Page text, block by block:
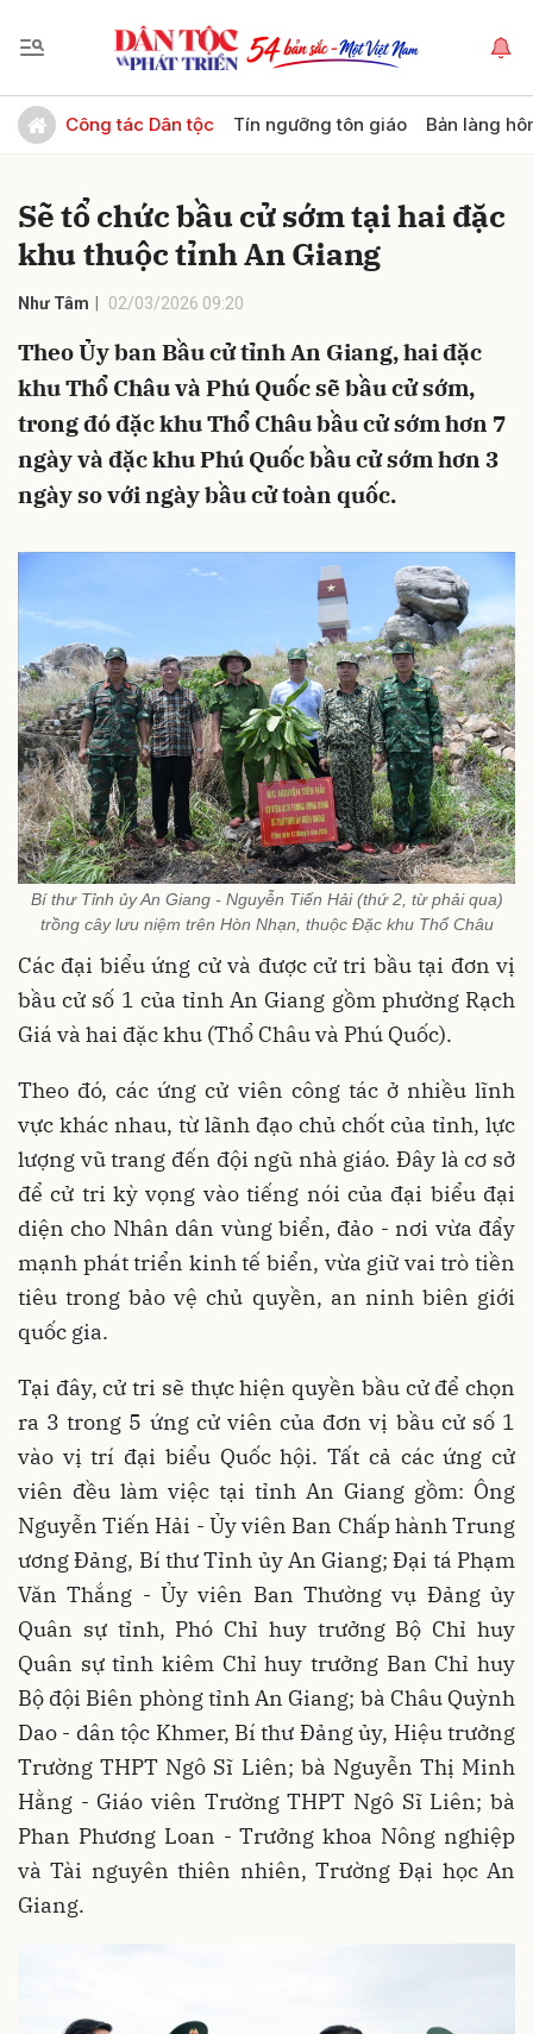
Công tác Dân tộc Tín ngưỡng tôn giáo Bản làng
Sẽ tổ chức bầu cử sớm tại hai đặc
khu thuộc tỉnh An Giang
Như Tâm 02/03/2026 09:20
Theo Ủy ban Bầu cử tỉnh An Giang, hai đặc
khu Thổ Châu và Phú Quốc sẽ bầu cử sớm,
trong đó đặc khu Thổ Châu bầu cử sớm hơn 7
ngày và đặc khu Phú Quốc bầu cử sớm hơn 3
ngày so với ngày bầu cử toàn quốc.
Bí thư Tỉnh ủy An Giang - Nguyễn Tiến Hải (thứ 2, từ phải qua)
trồng cây lưu niệm trên Hòn Nhạn, thuộc Đặc khu Thổ Châu
Các đại biểu ứng cử và được cử tri bầu tại đơn vị
bầu cử số 1 của tỉnh An Giang gồm phường Rạch
Giá và hai đặc khu (Thổ Châu và Phú Quốc).
Theo đó, các ứng cử viên công tác ở nhiều lĩnh
vực khác nhau, từ lãnh đạo chủ chốt của tỉnh, lực
lượng vũ trang đến đội ngũ nhà giáo. Đây là cơ sở
để cử tri kỳ vọng vào tiếng nói của đại biểu đại
diện cho Nhân dân vùng biển, đảo - nơi vừa đẩy
mạnh phát triển kinh tế biển, vừa giữ vai trò tiền
tiêu trong bảo vệ chủ quyền, an ninh biên giới
quốc gia.
Tại đây, cử tri sẽ thực hiện quyền bầu cử để chọn
ra 3 trong 5 ứng cử viên của đơn vị bầu cử số 1
vào vị trí đại biểu Quốc hội. Tất cả các ứng cử
viên đều làm việc tại tỉnh An Giang gồm: Ông
Nguyễn Tiến Hải - Ủy viên Ban Chấp hành Trung
ương Đảng, Bí thư Tỉnh ủy An Giang; Đại tá Phạm
Văn Thắng - Ủy viên Ban Thường vụ Đảng ủy
Quân sự tỉnh, Phó Chỉ huy trưởng Bộ Chỉ huy
Quân sự tỉnh kiêm Chỉ huy trưởng Ban Chỉ huy
Bộ đội Biên phòng tỉnh An Giang; bà Châu Quỳnh
Dao - dân tộc Khmer, Bí thư Đảng ủy, Hiệu trưởng
Trường THPT Ngô Sĩ Liên; bà Nguyễn Thị Minh
Hằng - Giáo viên Trường THPT Ngô Sĩ Liên; bà
Phan Phương Loan - Trưởng khoa Nông nghiệp
và Tài nguyên thiên nhiên, Trường Đại học An
Giang.
Gửi bình luận
Hủy Gửi